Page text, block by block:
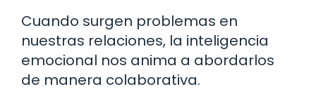
Cuando surgen problemas en
nuestras relaciones, la inteligencia
emocional nos anima a abordarlos
de manera colaborativa.